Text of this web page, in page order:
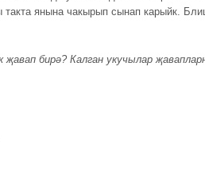
такта янына чакырып сынап карыйк.
җавап бирә? Калган укучылар